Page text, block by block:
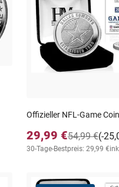
Offizieller NFL-Game
29,99 € (-
54,99 €
30-Tage-Bestpreis: 29,99 €